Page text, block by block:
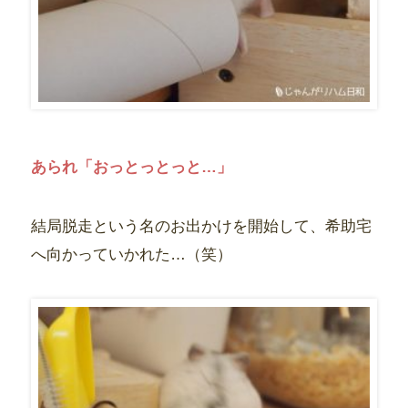
あられ「おっとっとっと…」
結局脱走という名のお出かけを開始して、希助宅
へ向かっていかれた…（笑）